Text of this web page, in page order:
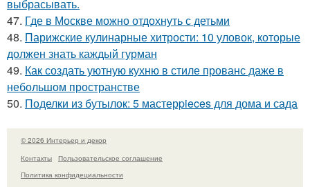
выбрасывать.
47. Где в Москве можно отдохнуть с детьми
48. Парижские кулинарные хитрости: 10 уловок, которые
должен знать каждый гурман
49. Как создать уютную кухню в стиле прованс даже в
небольшом пространстве
50. Поделки из бутылок: 5 мастерpieces для дома и сада
© 2026 Интерьер и декор
Контакты
Пользовательское соглашение
Политика конфидециальности